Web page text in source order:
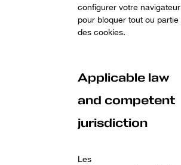
configurer votre navigateur
pour bloquer tout ou partie
des cookies.
Applicable law
and competent
jurisdiction
Les